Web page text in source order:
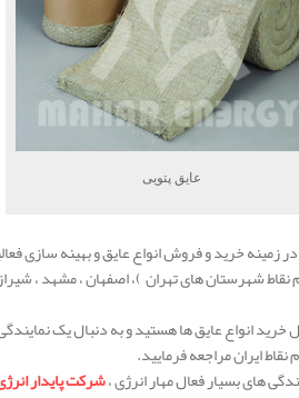
عایق پتویی
در زمینه خرید و فروش انواع عایق و بهینه سازی
نقاط شهرستان های تهران )، اصفهان ، مشهد ،
خرید انواع عایق ها هستید و به دنبال یک
نقاط ایران مراجعه فرمایید.
های بسیار فعال مهار انرژی ،شرکت پایدار